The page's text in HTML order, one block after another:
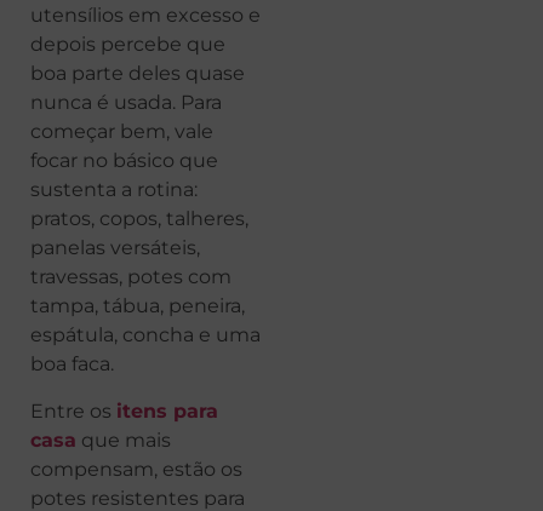
utensílios em excesso e
depois percebe que
boa parte deles quase
nunca é usada. Para
começar bem, vale
focar no básico que
sustenta a rotina:
pratos, copos, talheres,
panelas versáteis,
travessas, potes com
tampa, tábua, peneira,
espátula, concha e uma
boa faca.
Entre os itens para
casa que mais
compensam, estão os
potes resistentes para